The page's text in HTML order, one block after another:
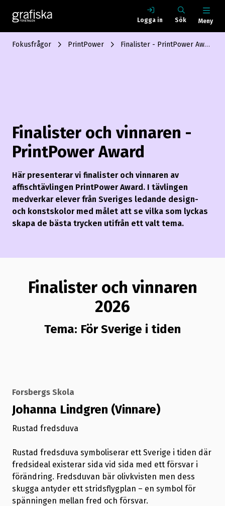
Logga in Sök Meny
Fokusfrågor PrintPower Finalister - PrintPower Award
Finalister och vinnaren -
PrintPower Award
Här presenterar vi finalister och vinnaren av
affischtävlingen PrintPower Award. I tävlingen
medverkar elever från Sveriges ledande design-
och konstskolor med målet att se vilka som lyckas
skapa de bästa trycken utifrån ett valt tema.
Finalister och vinnaren
2026
Tema: För Sverige i tiden
Forsbergs Skola
Johanna Lindgren (Vinnare)
Rustad fredsduva
Rustad fredsduva symboliserar ett Sverige i tiden där
fredsideal existerar sida vid sida med ett försvar i
förändring. Fredsduvan bär olivkvisten men dess
skugga antyder ett stridsflygplan – en symbol för
spänningen mellan fred och försvar.